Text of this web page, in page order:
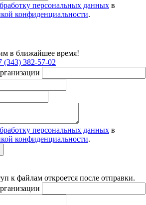
персональных данных в
конфиденциальности.
в ближайшее время!
(343) 382-57-02
персональных данных в
конфиденциальности.
к файлам откроется после отправки.